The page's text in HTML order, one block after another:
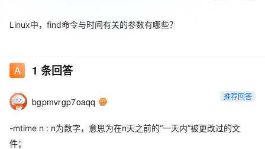
Linux中，find命令与时间有关的参数有哪些？
1 条回答
bgpmvrgp7oaqq 推荐回答
-mtime n : n为数字，意思为在n天之前的“一天内”被更改过的文
件；